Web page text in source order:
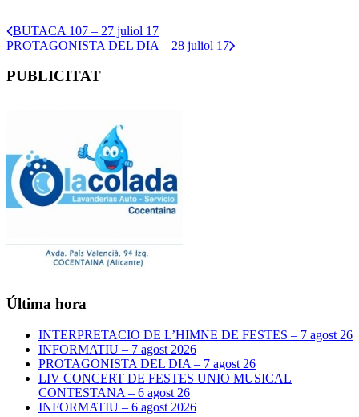
BUTACA 107 – 27 juliol 17
PROTAGONISTA DEL DIA – 28 juliol 17
PUBLICITAT
Última hora
INTERPRETACIO DE L’HIMNE DE FESTES – 7 agost 26
INFORMATIU – 7 agost 2026
PROTAGONISTA DEL DIA – 7 agost 26
LIV CONCERT DE FESTES UNIO MUSICAL
CONTESTANA – 6 agost 26
INFORMATIU – 6 agost 2026